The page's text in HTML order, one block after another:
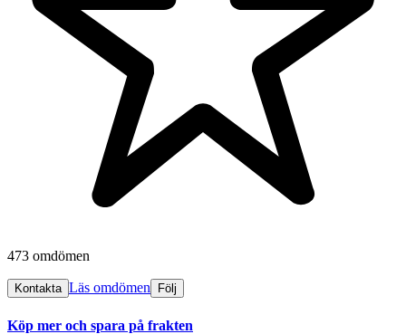
473 omdömen
Kontakta Läs omdömen Följ
Köp mer och spara på frakten